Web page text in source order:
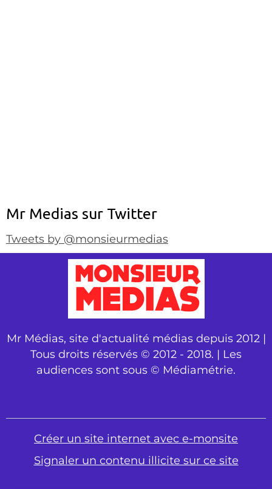
Mr Medias sur Twitter
Tweets by @monsieurmedias
Mr Médias, site d'actualité médias depuis 2012 |
Tous droits réservés © 2012 - 2018. | Les
audiences sont sous © Médiamétrie.
Créer un site internet avec e-monsite
Signaler un contenu illicite sur ce site